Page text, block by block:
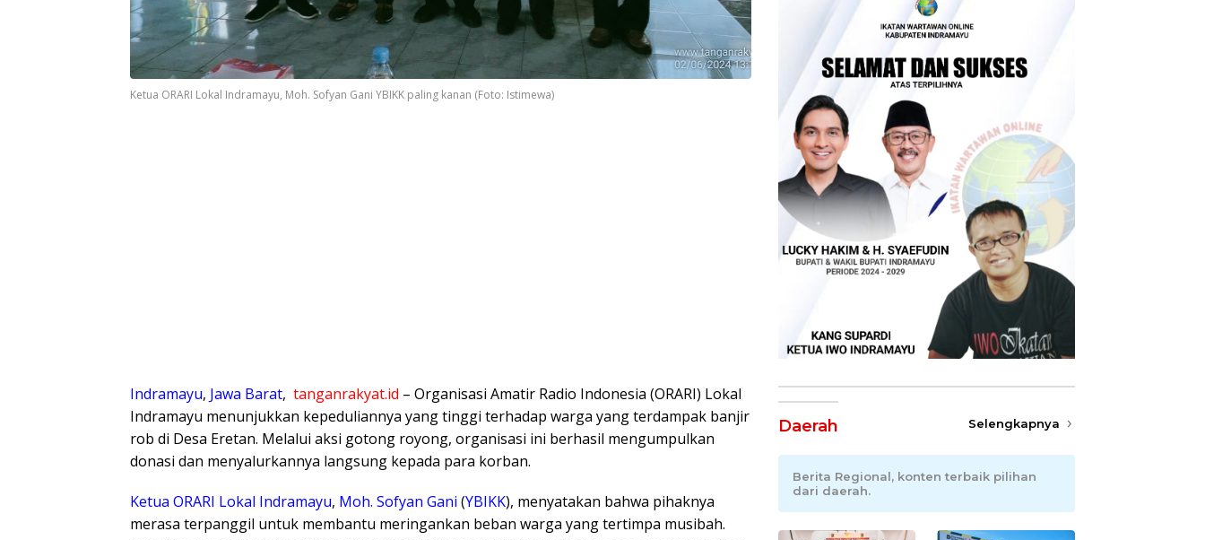
Ketua ORARI Lokal Indramayu, Moh. Sofyan Gani YBIKK paling kanan (Foto: Istimewa)
Indramayu, Jawa Barat, tanganrakyat.id – Organisasi Amatir Radio Indonesia (ORARI) Lokal
Indramayu menunjukkan kepeduliannya yang tinggi terhadap warga yang terdampak banjir
rob di Desa Eretan. Melalui aksi gotong royong, organisasi ini berhasil mengumpulkan
donasi dan menyalurkannya langsung kepada para korban.
Ketua ORARI Lokal Indramayu, Moh. Sofyan Gani (YBIKK), menyatakan bahwa pihaknya
merasa terpanggil untuk membantu meringankan beban warga yang tertimpa musibah.
Daerah Selengkapnya
Berita Regional, konten terbaik pilihan
dari daerah.